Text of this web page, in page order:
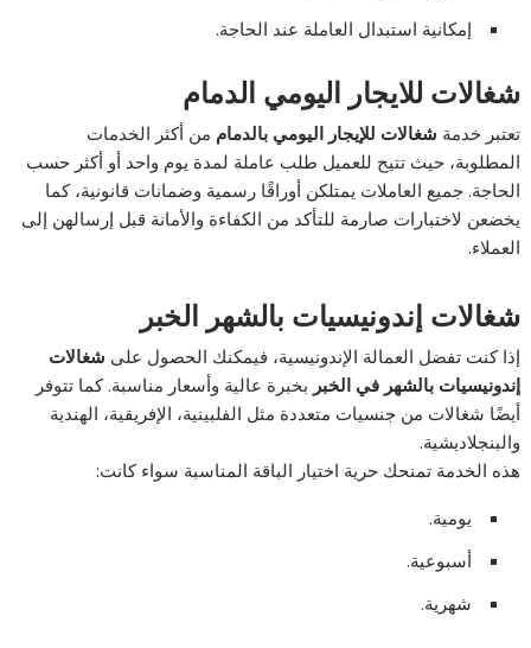
إمكانية استبدال العاملة عند الحاجة.
شغالات للايجار اليومي الدمام
تعتبر خدمة شغالات للإيجار اليومي بالدمام من أكثر الخدمات
المطلوبة، حيث تتيح للعميل طلب عاملة لمدة يوم واحد أو أكثر حسب
الحاجة. جميع العاملات يمتلكن أوراقًا رسمية وضمانات قانونية، كما
يخضعن لاختبارات صارمة للتأكد من الكفاءة والأمانة قبل إرسالهن إلى
العملاء.
شغالات إندونيسيات بالشهر الخبر
إذا كنت تفضل العمالة الإندونيسية، فيمكنك الحصول على شغالات
إندونيسيات بالشهر في الخبر بخبرة عالية وأسعار مناسبة. كما تتوفر
أيضًا شغالات من جنسيات متعددة مثل الفلبينية، الإفريقية، الهندية
والبنجلاديشية.
هذه الخدمة تمنحك حرية اختيار الباقة المناسبة سواء كانت:
يومية.
أسبوعية.
شهرية.